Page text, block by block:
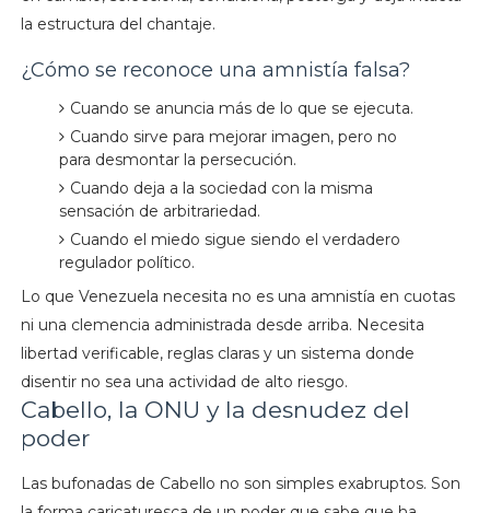
la estructura del chantaje.
¿Cómo se reconoce una amnistía falsa?
Cuando se anuncia más de lo que se ejecuta.
Cuando sirve para mejorar imagen, pero no
para desmontar la persecución.
Cuando deja a la sociedad con la misma
sensación de arbitrariedad.
Cuando el miedo sigue siendo el verdadero
regulador político.
Lo que Venezuela necesita no es una amnistía en cuotas
ni una clemencia administrada desde arriba. Necesita
libertad verificable, reglas claras y un sistema donde
disentir no sea una actividad de alto riesgo.
Cabello, la ONU y la desnudez del
poder
Las bufonadas de Cabello no son simples exabruptos. Son